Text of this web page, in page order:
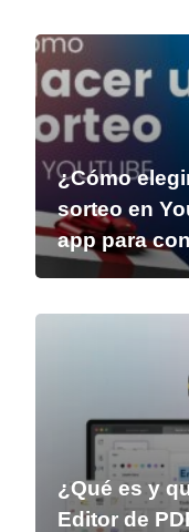
¿Cómo
sorteo en
app para
¿Qué es y
Editor de